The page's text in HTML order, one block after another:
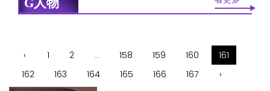
G人物
‹ 1 2 ... 158 159 160
161
162
163 164 165 166 167 ›